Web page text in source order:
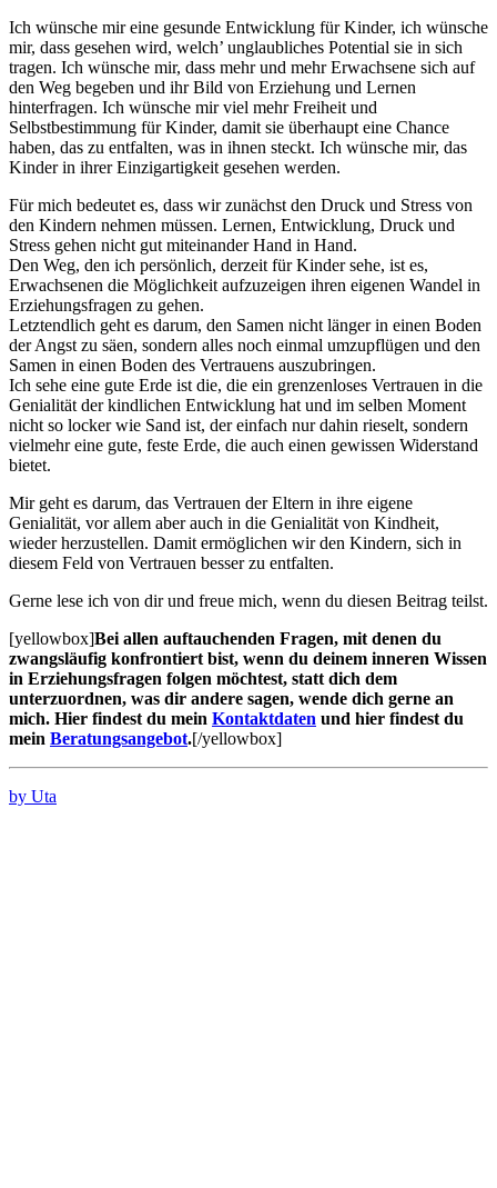
Ich wünsche mir eine gesunde Entwicklung für Kinder, ich wünsche
mir, dass gesehen wird, welch’ unglaubliches Potential sie in sich
tragen. Ich wünsche mir, dass mehr und mehr Erwachsene sich auf
den Weg begeben und ihr Bild von Erziehung und Lernen
hinterfragen. Ich wünsche mir viel mehr Freiheit und
Selbstbestimmung für Kinder, damit sie überhaupt eine Chance
haben, das zu entfalten, was in ihnen steckt. Ich wünsche mir, das
Kinder in ihrer Einzigartigkeit gesehen werden.
Für mich bedeutet es, dass wir zunächst den Druck und Stress von
den Kindern nehmen müssen. Lernen, Entwicklung, Druck und
Stress gehen nicht gut miteinander Hand in Hand.
Den Weg, den ich persönlich, derzeit für Kinder sehe, ist es,
Erwachsenen die Möglichkeit aufzuzeigen ihren eigenen Wandel in
Erziehungsfragen zu gehen.
Letztendlich geht es darum, den Samen nicht länger in einen Boden
der Angst zu säen, sondern alles noch einmal umzupflügen und den
Samen in einen Boden des Vertrauens auszubringen.
Ich sehe eine gute Erde ist die, die ein grenzenloses Vertrauen in die
Genialität der kindlichen Entwicklung hat und im selben Moment
nicht so locker wie Sand ist, der einfach nur dahin rieselt, sondern
vielmehr eine gute, feste Erde, die auch einen gewissen Widerstand
bietet.
Mir geht es darum, das Vertrauen der Eltern in ihre eigene
Genialität, vor allem aber auch in die Genialität von Kindheit,
wieder herzustellen. Damit ermöglichen wir den Kindern, sich in
diesem Feld von Vertrauen besser zu entfalten.
Gerne lese ich von dir und freue mich, wenn du diesen Beitrag teilst.
[yellowbox]Bei allen auftauchenden Fragen, mit denen du
zwangsläufig konfrontiert bist, wenn du deinem inneren Wissen
in Erziehungsfragen folgen möchtest, statt dich dem
unterzuordnen, was dir andere sagen, wende dich gerne an
mich. Hier findest du mein Kontaktdaten und hier findest du
mein Beratungsangebot.[/yellowbox]
by Uta